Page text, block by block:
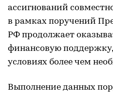
ассигнований
в рамках поручений
РФ продолжает
финансовую
условиях более чем
Выполнение данных